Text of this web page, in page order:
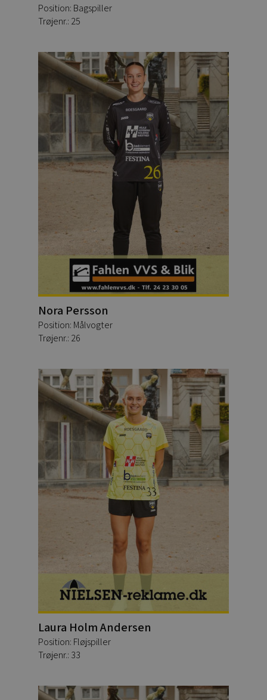
Position: Bagspiller
Trøjenr.: 25
Nora Persson
Position: Målvogter
Trøjenr.: 26
Laura Holm Andersen
Position: Fløjspiller
Trøjenr.: 33